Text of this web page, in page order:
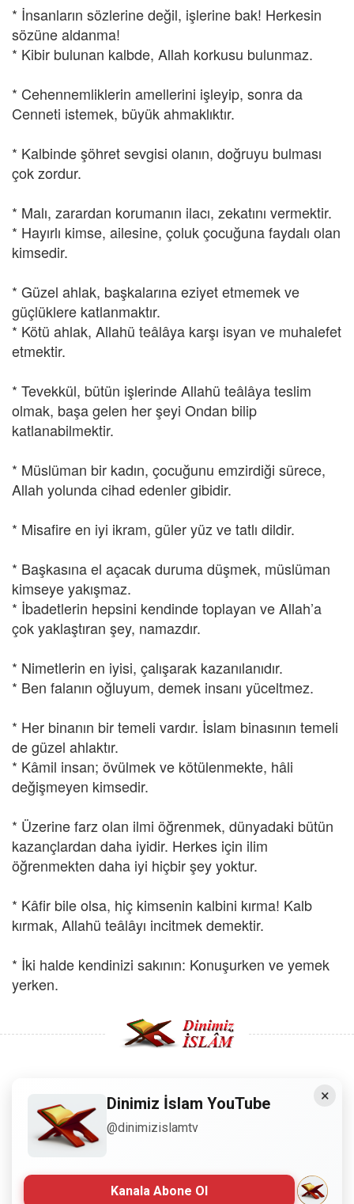
* İnsanların sözlerine değil, işlerine bak! Herkesin
sözüne aldanma!
* Kibir bulunan kalbde, Allah korkusu bulunmaz.
* Cehennemliklerin amellerini işleyip, sonra da
Cenneti istemek, büyük ahmaklıktır.
* Kalbinde şöhret sevgisi olanın, doğruyu bulması
çok zordur.
* Malı, zarardan korumanın ilacı, zekatını vermektir.
* Hayırlı kimse, ailesine, çoluk çocuğuna faydalı olan
kimsedir.
* Güzel ahlak, başkalarına eziyet etmemek ve
güçlüklere katlanmaktır.
* Kötü ahlak, Allahü teâlâya karşı isyan ve muhalefet
etmektir.
* Tevekkül, bütün işlerinde Allahü teâlâya teslim
olmak, başa gelen her şeyi Ondan bilip
katlanabilmektir.
* Müslüman bir kadın, çocuğunu emzirdiği sürece,
Allah yolunda cihad edenler gibidir.
* Misafire en iyi ikram, güler yüz ve tatlı dildir.
* Başkasına el açacak duruma düşmek, müslüman
kimseye yakışmaz.
* İbadetlerin hepsini kendinde toplayan ve Allah’a
çok yaklaştıran şey, namazdır.
* Nimetlerin en iyisi, çalışarak kazanılanıdır.
* Ben falanın oğluyum, demek insanı yüceltmez.
* Her binanın bir temeli vardır. İslam binasının temeli
de güzel ahlaktır.
* Kâmil insan; övülmek ve kötülenmekte, hâli
değişmeyen kimsedir.
* Üzerine farz olan ilmi öğrenmek, dünyadaki bütün
kazançlardan daha iyidir. Herkes için ilim
öğrenmekten daha iyi hiçbir şey yoktur.
* Kâfir bile olsa, hiç kimsenin kalbini kırma! Kalb
kırmak, Allahü teâlâyı incitmek demektir.
* İki halde kendinizi sakının: Konuşurken ve yemek
yerken.
Copyright © 2008 - Dinimiz İslam. Her Hakkı Saklıdır.
Sitemizdeki bilgiler, bütün insanların istifadesi için
hazırlanmıştır. Orijinaline sadık kalmak şartıyla, izin
edebilir.
×
Dinimiz İslam YouTube
@dinimizislamtv
Kanala Abone Ol